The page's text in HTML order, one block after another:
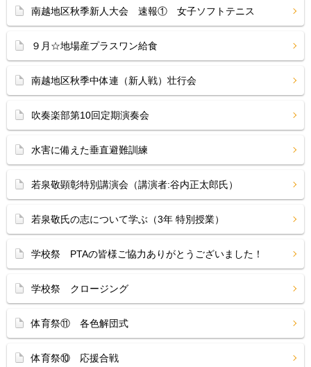
南越地区秋季新人大会 速報① 女子ソフトテニス
９月☆地場産プラスワン給食
南越地区秋季中体連（新人戦）壮行会
吹奏楽部第10回定期演奏会
水害に備えた垂直避難訓練
若泉敬顕彰特別講演会（講演者:谷内正太郎氏）
若泉敬氏の志について学ぶ（3年 特別授業）
学校祭 PTAの皆様ご協力ありがとうございました！
学校祭 クロージング
体育祭⑪ 各色解団式
体育祭⑩ 応援合戦